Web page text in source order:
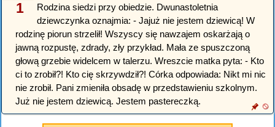
1
Rodzina siedzi przy obiedzie. Dwunastoletnia
dziewczynka oznajmia: - Jajuż nie jestem dziewicą! W
rodzinę piorun strzelił! Wszyscy się nawzajem oskarżają o
jawną rozpustę, zdrady, zły przykład. Mała ze spuszczoną
głową grzebie widelcem w talerzu. Wreszcie matka pyta: - Kto
ci to zrobił?! Kto cię skrzywdził?! Córka odpowiada: Nikt mi nic
nie zrobił. Pani zmieniła obsadę w przedstawieniu szkolnym.
Już nie jestem dziewicą. Jestem pastereczką.